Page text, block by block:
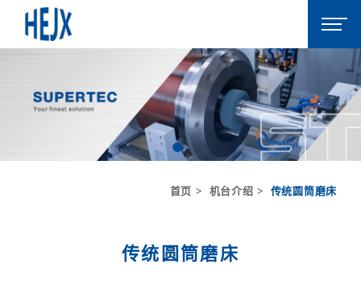
首页 机台介绍 传统圆筒磨床
传统圆筒磨床